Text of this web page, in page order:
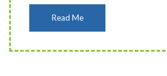
Read Me